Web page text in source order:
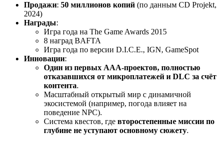
Продажи: 50 миллионов копий (по данным CD Projekt,
2024)
Награды:
Игра года на The Game Awards 2015
8 наград BAFTA
Игра года по версии D.I.C.E., IGN, GameSpot
Инновации:
Один из первых AAA-проектов, полностью
отказавшихся от микроплатежей и DLC за счёт
контента.
Масштабный открытый мир с динамичной
экосистемой (например, погода влияет на
поведение NPC).
Система квестов, где второстепенные миссии по
глубине не уступают основному сюжету.